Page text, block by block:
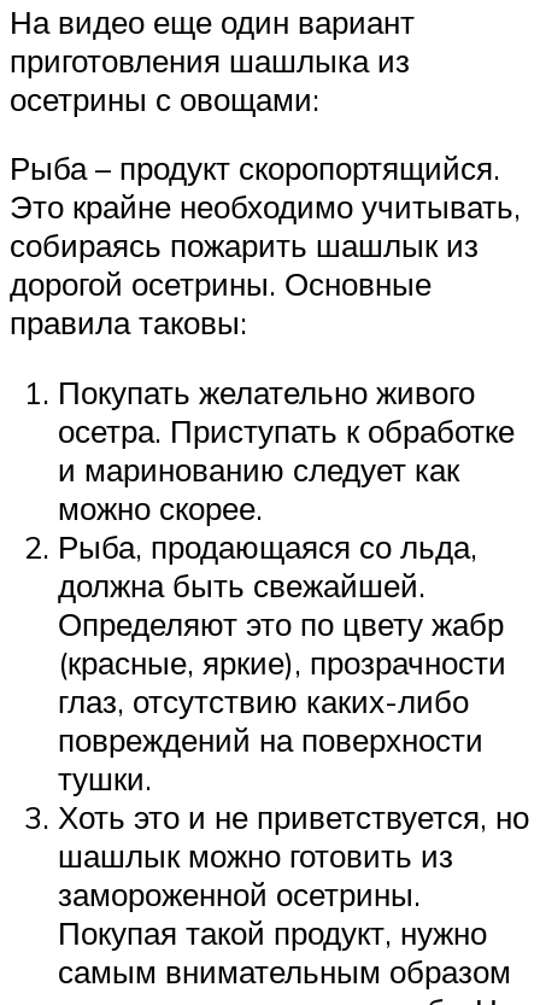
На видео еще один вариант
приготовления шашлыка из
осетрины с овощами:
Рыба – продукт скоропортящийся.
Это крайне необходимо учитывать,
собираясь пожарить шашлык из
дорогой осетрины. Основные
правила таковы:
Покупать желательно живого
осетра. Приступать к обработке
и маринованию следует как
можно скорее.
Рыба, продающаяся со льда,
должна быть свежайшей.
Определяют это по цвету жабр
(красные, яркие), прозрачности
глаз, отсутствию каких-либо
повреждений на поверхности
тушки.
Хоть это и не приветствуется, но
шашлык можно готовить из
замороженной осетрины.
Покупая такой продукт, нужно
самым внимательным образом